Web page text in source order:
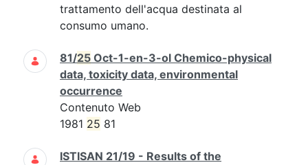
trattamento dell'acqua destinata al
consumo umano.
81/25 Oct-1-en-3-ol Chemico-physical
data, toxicity data, environmental
occurrence
Contenuto Web
1981 25 81
ISTISAN 21/19 - Results of the